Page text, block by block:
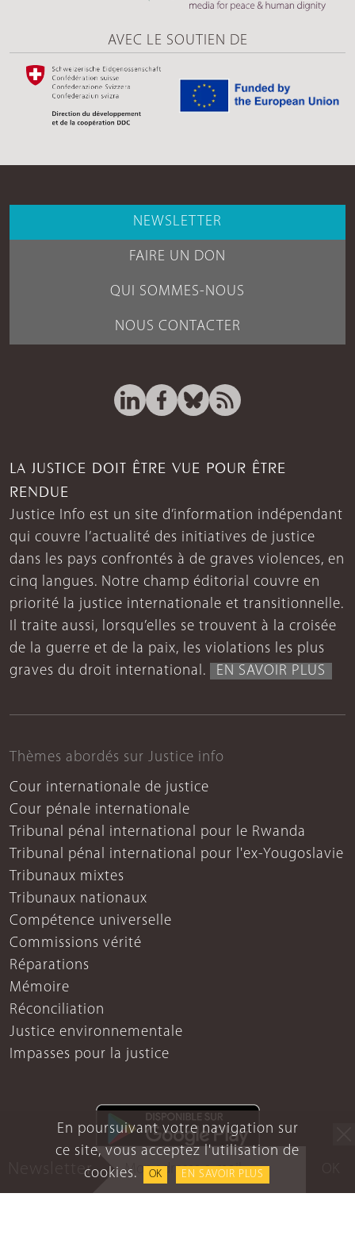
En poursuivant votre navigation sur
ce site, vous acceptez l'utilisation de
cookies.
OK EN SAVOIR PLUS
AVEC LE SOUTIEN DE
NEWSLETTER
FAIRE UN DON
QUI SOMMES-NOUS
NOUS CONTACTER
LA JUSTICE DOIT ÊTRE VUE POUR ÊTRE
RENDUE
Justice Info est un site d’information indépendant
qui couvre l’actualité des initiatives de justice
dans les pays confrontés à de graves violences, en
cinq langues. Notre champ éditorial couvre en
priorité la justice internationale et transitionnelle.
Il traite aussi, lorsqu’elles se trouvent à la croisée
de la guerre et de la paix, les violations les plus
graves du droit international.
EN SAVOIR PLUS
Thèmes abordés sur Justice info
Cour internationale de justice
Cour pénale internationale
Tribunal pénal international pour le Rwanda
Tribunal pénal international pour l'ex-Yougoslavie
Tribunaux mixtes
Tribunaux nationaux
Compétence universelle
Commissions vérité
Réparations
Mémoire
Réconciliation
Justice environnementale
Impasses pour la justice
Mentions légales
Newsletter